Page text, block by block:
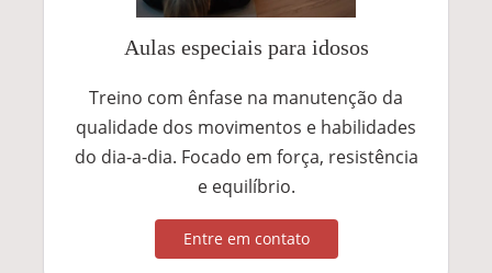
Aulas especiais para idosos
Treino com ênfase na manutenção da
qualidade dos movimentos e habilidades
do dia-a-dia. Focado em força, resistência
e equilíbrio.
Entre em contato